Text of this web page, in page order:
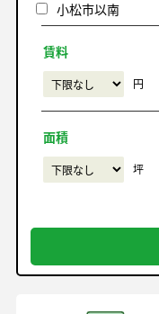
小松市以南
賃料
円
面積
坪